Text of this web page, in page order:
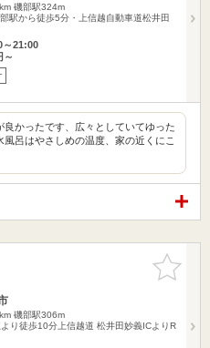
磯部駅324m
駅から徒歩5分・上信越自動車道松井田
～21:00
～
良かったです、広々としていてゆった
風呂はやさしめの温度、家の近くにこ
お気に入
りに追加
磯部駅306m
り徒歩10分上信越道 松井田妙義ICよりR